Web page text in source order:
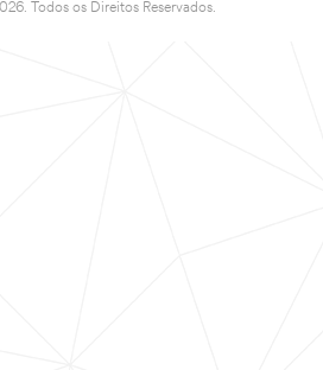
Todos os Direitos Reservados.